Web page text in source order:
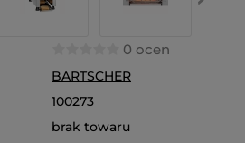
0 ocen
BARTSCHER
100273
brak towaru